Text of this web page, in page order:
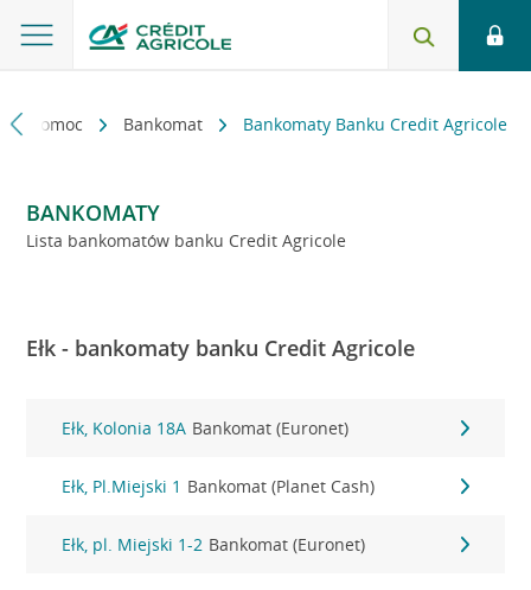
i pomoc Bankomat Bankomaty Banku Credit Agricole
BANKOMATY
Lista bankomatów banku Credit Agricole
Ełk - bankomaty banku Credit Agricole
Ełk, Kolonia 18A Bankomat (Euronet)
Ełk, Pl.Miejski 1 Bankomat (Planet Cash)
Ełk, pl. Miejski 1-2 Bankomat (Euronet)